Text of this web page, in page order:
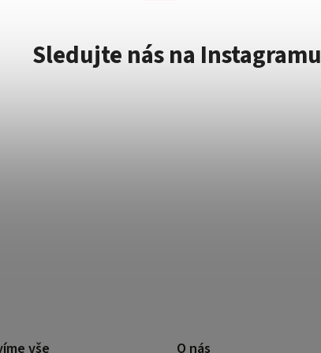
Sledujte nás na Instagramu
vše O nás